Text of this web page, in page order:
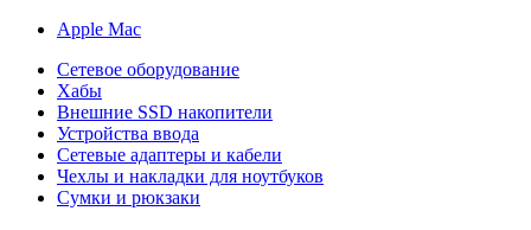
Apple Mac
Сетевое оборудование
Хабы
Внешние SSD накопители
Устройства ввода
Сетевые адаптеры и кабели
Чехлы и накладки для ноутбуков
Сумки и рюкзаки